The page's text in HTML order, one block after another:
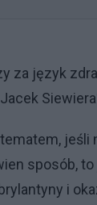
język
sposób,
i